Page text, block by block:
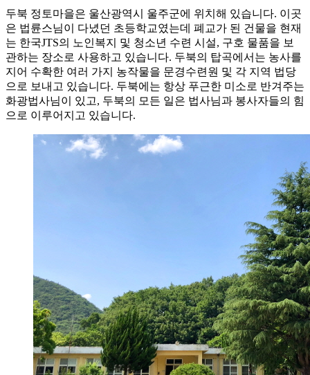
두북 정토마을은 울산광역시 울주군에 위치해 있습니다. 이곳
은 법륜스님이 다녔던 초등학교였는데 폐교가 된 건물을 현재
는 한국JTS의 노인복지 및 청소년 수련 시설, 구호 물품을 보
관하는 장소로 사용하고 있습니다. 두북의 탑곡에서는 농사를
지어 수확한 여러 가지 농작물을 문경수련원 및 각 지역 법당
으로 보내고 있습니다. 두북에는 항상 푸근한 미소로 반겨주는
화광법사님이 있고, 두북의 모든 일은 법사님과 봉사자들의 힘
으로 이루어지고 있습니다.